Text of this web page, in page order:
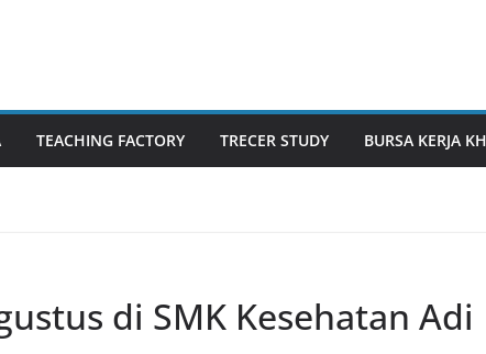
TEACHING FACTORY TRECER STUDY BURSA KERJA
di SMK Kesehatan Adi